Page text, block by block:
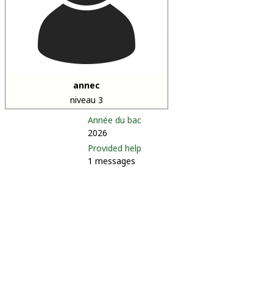
annec
niveau 3
Année du bac
2026
Provided help
1 messages